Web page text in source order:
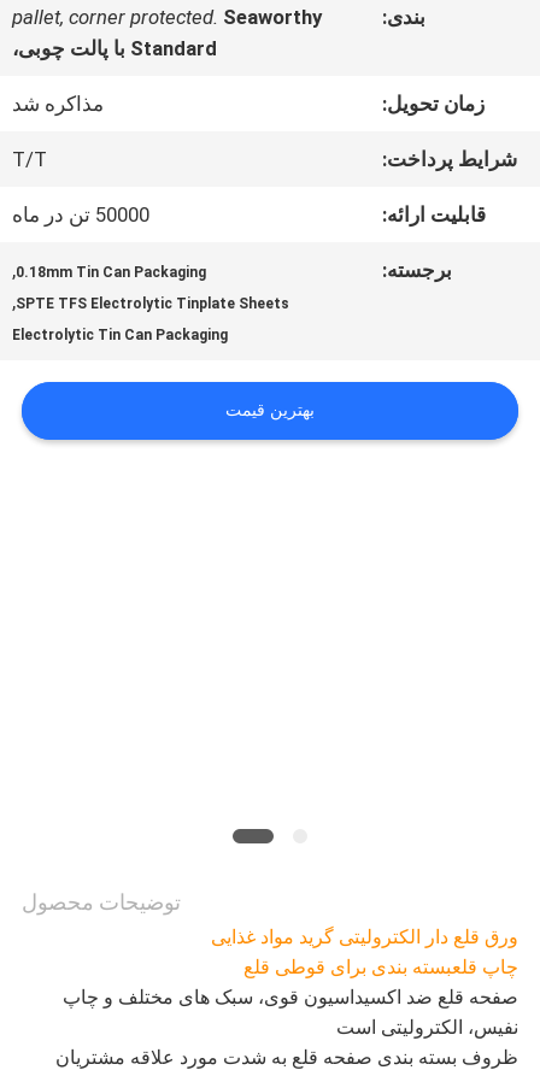
کیفیت
اخبار
حفظ
حریم
بندی:
pallet, corner protected. Seaworthy
Standard با پالت چوبی،
زمان تحویل: مذاکره شد
شرایط پرداخت: T/T
قابلیت ارائه: 50000 تن در ماه
برجسته: 0.18mm Tin Can Packaging
,
SPTE TFS Electrolytic Tinplate Sheets
,
Electrolytic Tin Can Packaging
بهترین قیمت
توضیحات محصول
ورق قلع دار الکترولیتی گرید مواد غذایی
چاپ قلعبسته بندی برای قوطی قلع
صفحه قلع ضد اکسیداسیون قوی، سبک های مختلف و چاپ
نفیس، الکترولیتی است
ظروف بسته بندی صفحه قلع به شدت مورد علاقه مشتریان